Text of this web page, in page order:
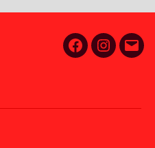
FacebookE-